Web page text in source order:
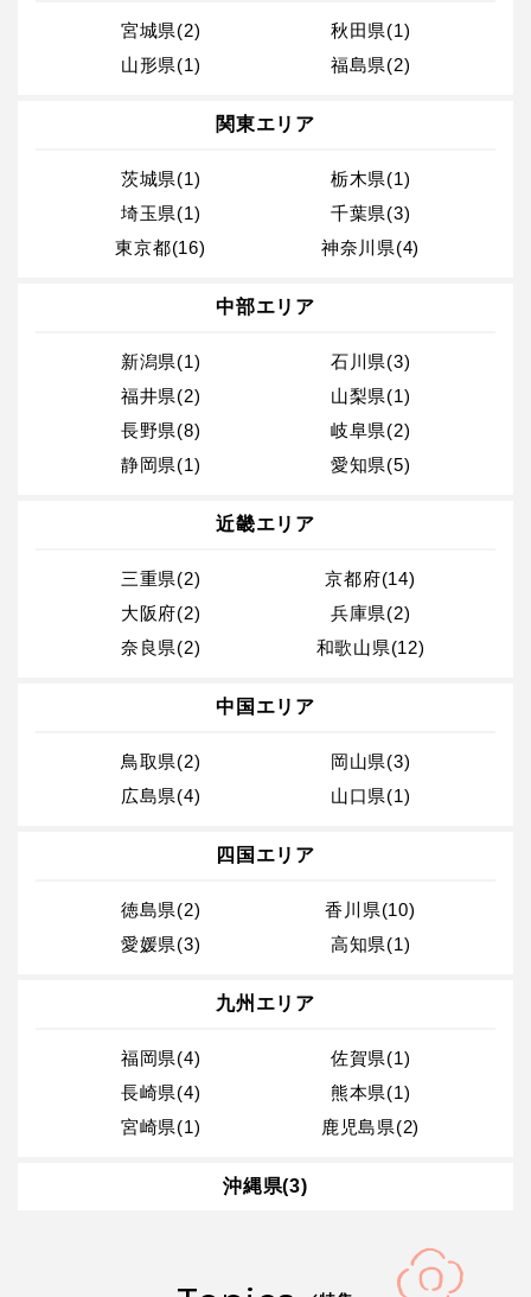
宮城県(2)
秋田県(1)
山形県(1)
福島県(2)
関東エリア
茨城県(1)
栃木県(1)
埼玉県(1)
千葉県(3)
東京都(16)
神奈川県(4)
中部エリア
新潟県(1)
石川県(3)
福井県(2)
山梨県(1)
長野県(8)
岐阜県(2)
静岡県(1)
愛知県(5)
近畿エリア
三重県(2)
京都府(14)
大阪府(2)
兵庫県(2)
奈良県(2)
和歌山県(12)
中国エリア
鳥取県(2)
岡山県(3)
広島県(4)
山口県(1)
四国エリア
徳島県(2)
香川県(10)
愛媛県(3)
高知県(1)
九州エリア
福岡県(4)
佐賀県(1)
長崎県(4)
熊本県(1)
宮崎県(1)
鹿児島県(2)
沖縄県(3)